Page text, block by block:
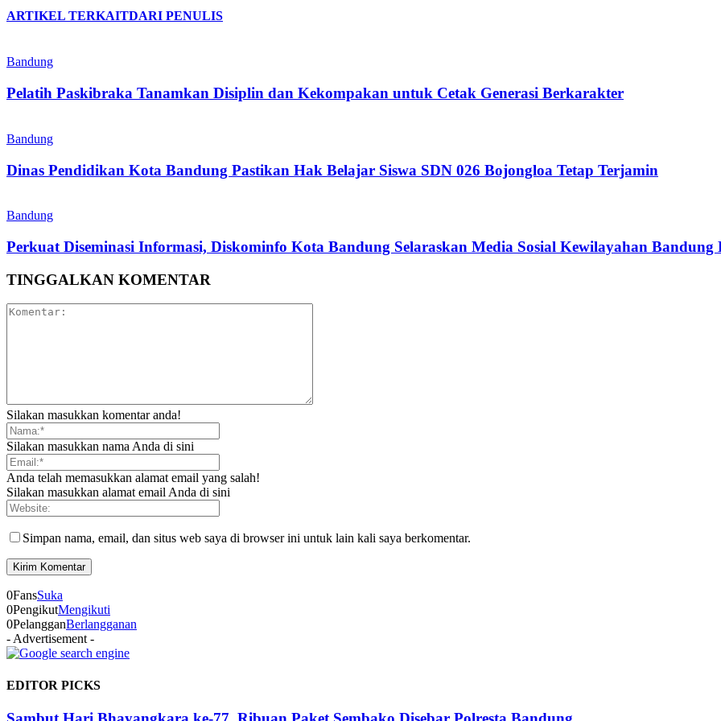
ARTIKEL TERKAITDARI PENULIS
Bandung
Pelatih Paskibraka Tanamkan Disiplin dan Kekompakan untuk Cetak Generasi Berkarakter
Bandung
Dinas Pendidikan Kota Bandung Pastikan Hak Belajar Siswa SDN 026 Bojongloa Tetap Terjamin
Bandung
Perkuat Diseminasi Informasi, Diskominfo Kota Bandung Selaraskan Media Sosial Kewilayahan Bandung
TINGGALKAN KOMENTAR
Silakan masukkan komentar anda!
Silakan masukkan nama Anda di sini
Anda telah memasukkan alamat email yang salah!
Silakan masukkan alamat email Anda di sini
Simpan nama, email, dan situs web saya di browser ini untuk lain kali saya berkomentar.
0FansSuka
0PengikutMengikuti
0PelangganBerlangganan
- Advertisement -
EDITOR PICKS